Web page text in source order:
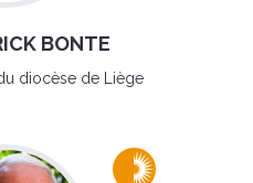
BONTE
diocèse de Liège